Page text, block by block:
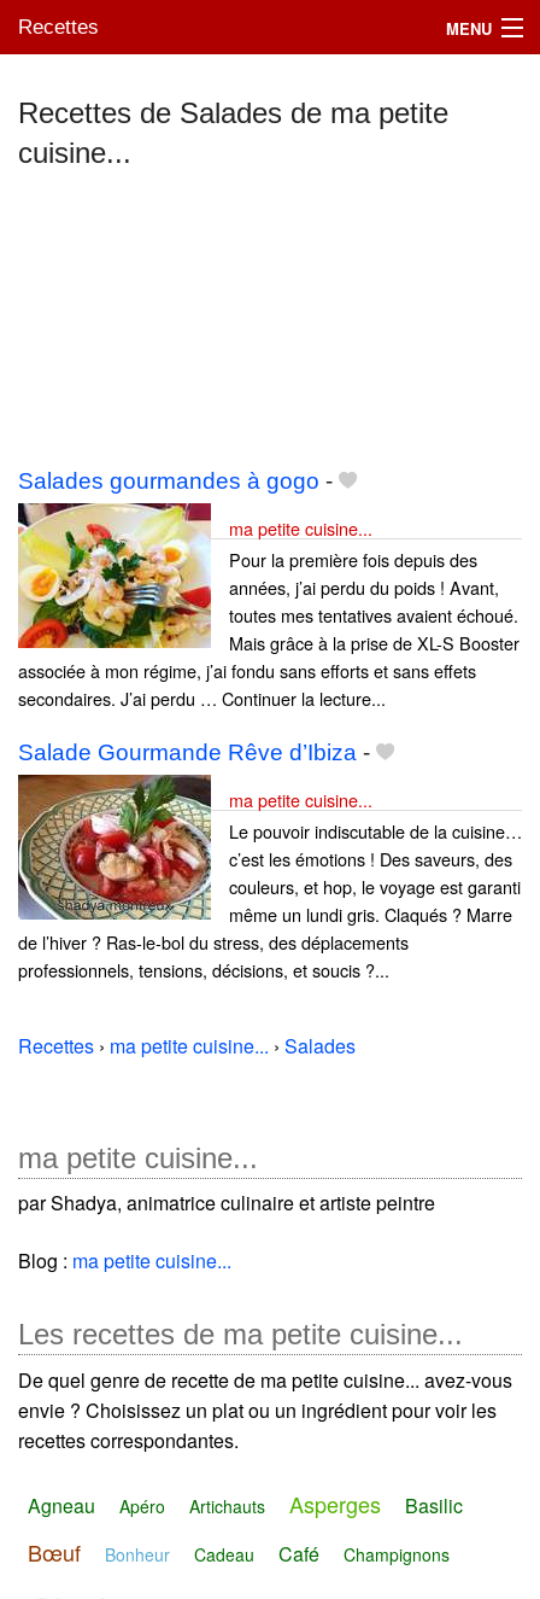
Recettes MENU
Mes blogs préférés
Recettes de Salades de ma petite
cuisine...
Salades gourmandes à gogo -
ma petite cuisine...
Pour la première fois depuis des
années, j’ai perdu du poids ! Avant,
toutes mes tentatives avaient échoué.
Mais grâce à la prise de XL-S Booster
associée à mon régime, j’ai fondu sans efforts et sans effets
secondaires. J’ai perdu … Continuer la lecture...
Salade Gourmande Rêve d’Ibiza -
ma petite cuisine...
Le pouvoir indiscutable de la cuisine…
c’est les émotions ! Des saveurs, des
couleurs, et hop, le voyage est garanti
même un lundi gris. Claqués ? Marre
de l’hiver ? Ras-le-bol du stress, des déplacements
professionnels, tensions, décisions, et soucis ?...
Recettes › ma petite cuisine... › Salades
ma petite cuisine...
par Shadya, animatrice culinaire et artiste peintre
Blog : ma petite cuisine...
Les recettes de ma petite cuisine...
De quel genre de recette de ma petite cuisine... avez-vous
envie ? Choisissez un plat ou un ingrédient pour voir les
recettes correspondantes.
Agneau Apéro Artichauts Asperges Basilic
Bœuf Bonheur Cadeau Café Champignons